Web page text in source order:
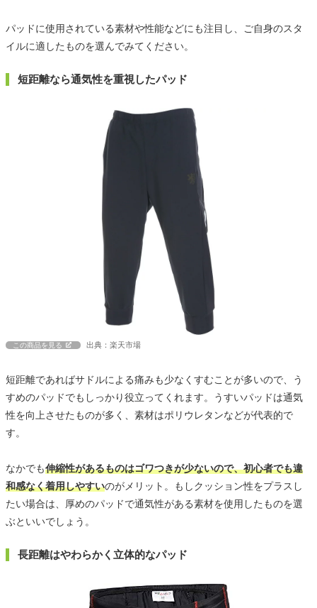
パッドに使用されている素材や性能などにも注目し、ご自身のスタ
イルに適したものを選んでみてください。
短距離なら通気性を重視したパッド
この商品を見る 出典：楽天市場
短距離であればサドルによる痛みも少なくすむことが多いので、う
すめのパッドでもしっかり役立ってくれます。うすいパッドは通気
性を向上させたものが多く、素材はポリウレタンなどが代表的で
す。
なかでも伸縮性があるものはゴワつきが少ないので、初心者でも違
和感なく着用しやすいのがメリット。もしクッション性をプラスし
たい場合は、厚めのパッドで通気性がある素材を使用したものを選
ぶといいでしょう。
長距離はやわらかく立体的なパッド